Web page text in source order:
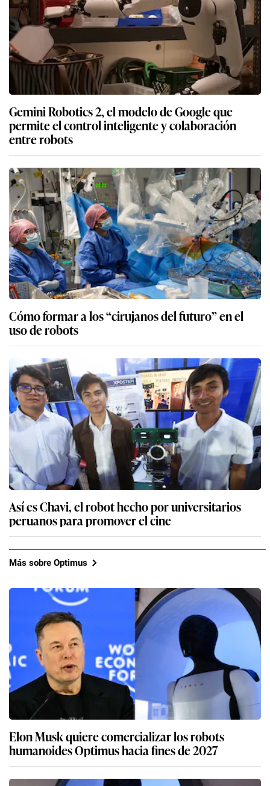
Cómo formar a los “cirujanos del futuro” en el
uso de robots
Así es Chavi, el robot hecho por universitarios
peruanos para promover el cine
Más sobre Optimus
Elon Musk quiere comercializar los robots
humanoides Optimus hacia fines de 2027
Elon Musk pide pago de un billón de dólares para
mantener control del ejército de robots que Tesla
construye